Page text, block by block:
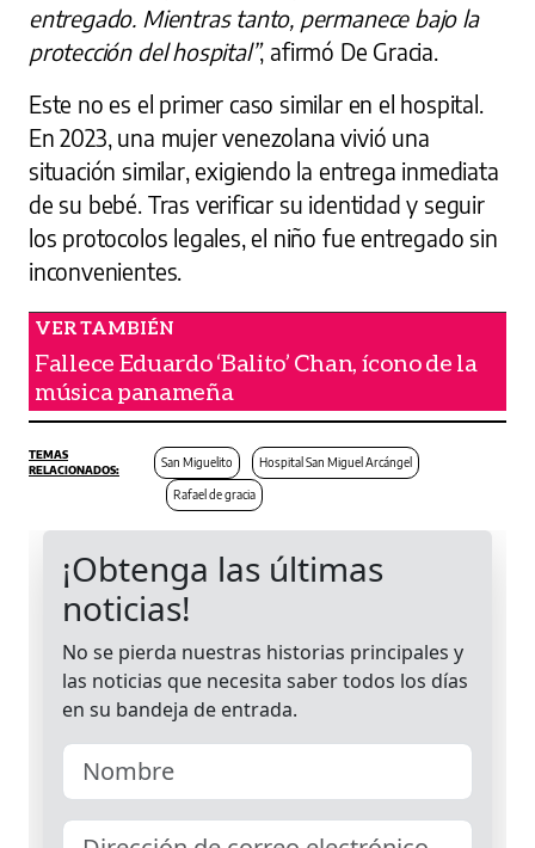
entregado. Mientras tanto, permanece bajo la
protección del hospital”, afirmó De Gracia.
Este no es el primer caso similar en el hospital.
En 2023, una mujer venezolana vivió una
situación similar, exigiendo la entrega inmediata
de su bebé. Tras verificar su identidad y seguir
los protocolos legales, el niño fue entregado sin
inconvenientes.
Fallece Eduardo ‘Balito’ Chan, ícono de la
música panameña
San Miguelito Hospital San Miguel Arcángel
Rafael de gracia